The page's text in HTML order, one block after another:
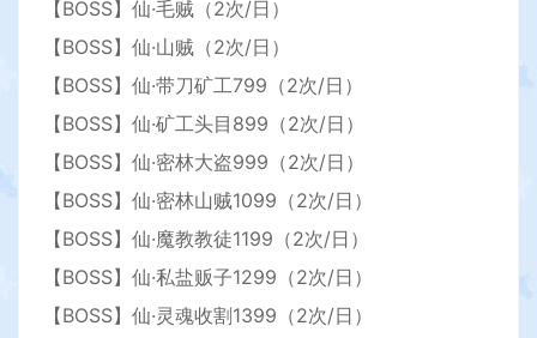
【BOSS】仙·毛贼（2次/日）
【BOSS】仙·山贼（2次/日）
【BOSS】仙·带刀矿工799（2次/日）
【BOSS】仙·矿工头目899（2次/日）
【BOSS】仙·密林大盗999（2次/日）
【BOSS】仙·密林山贼1099（2次/日）
【BOSS】仙·魔教教徒1199（2次/日）
【BOSS】仙·私盐贩子1299（2次/日）
【BOSS】仙·灵魂收割1399（2次/日）